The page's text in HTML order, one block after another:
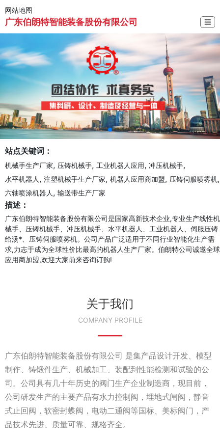
网站地图
广东伯朗特智能装备股份有限公司 ☰
站点关键词：
机械手生产厂家, 压铸机械手, 工业机器人应用, 冲压机械手,
水平机器人 , 注塑机械手生产厂家, 机器人应用商加盟, 压铸伺服喷雾机,
六轴喷涂机器人 , 输送带生产厂家
描述：
广东伯朗特智能装备股份有限公司是国家高新技术企业,专业生产线性机
械手、压铸机械手、冲压机械手、水平机器人、工业机器人、伺服压铸
给汤*、压铸伺服喷雾机。公司产品广泛适用于不同行业智能化生产需
求,力志于成为全球性价比最高的机器人生产厂家。伯朗特公司诚邀全球
应用商加盟,欢迎大家前来咨询订购!
关于我们
COMPANY PROFILE
广东伯朗特智能装备股份有限公司 是集产品设计开发、模型
制作、铸锻件生产、机械加工、装配到性能检测和试验的公
司。公司具有几十年历史的阀门生产企业制造商，现目前，
公司研发生产的主要产品有水力控制阀，埋地式闸阀，静音
式止回阀，软密封蝶阀，电动二通阀等国标、美标阀门，产
品技术先进、质量可靠、规格齐全。